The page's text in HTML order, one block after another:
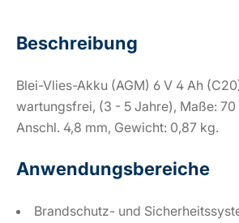
Beschreibung
Blei-Vlies-Akku (AGM) 6 V 4 Ah
wartungsfrei, (3 - 5 Jahre), Maße: 70
Anschl. 4,8 mm, Gewicht: 0,87 kg.
Anwendungsbereiche
Brandschutz- und